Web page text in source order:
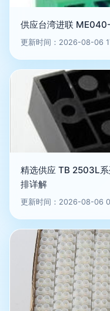
供应台湾进联
更新时间：2026-08-06
精选供应 TB 2503L
排详解
更新时间：2026-08-06